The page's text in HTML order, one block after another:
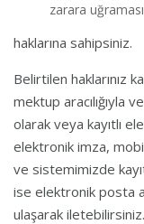
zarara
haklarına sahipsiniz.
Belirtilen haklarınız
mektup aracılığıyla
olarak veya kayıtlı
elektronik imza,
ve sistemimizde
ise elektronik posta
ulaşarak iletebilirsiniz.